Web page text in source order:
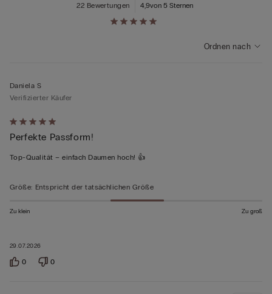
4,9von 5 Sternen
22 Bewertungen
Ordnen nach
Mit
5
von
bewertet
29.07.2026
Daniela S
Verifizierter Käufer
Perfekte Passform!
Top-Qualität – einfach Daumen hoch! 👍
Größe: Entspricht der tatsächlichen Größe
Zu klein Zu groß
0 0